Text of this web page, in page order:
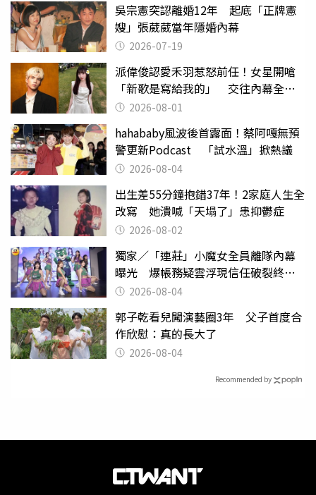
吳宗憲突認離婚12年 起底「正牌憲
嫂」張葳葳當年隱婚內幕
2026-07-19
派偉俊認愛禾羽惹怒前任！女星開嗆
「新歌是寫給我的」 交往內幕全說
了 2026-08-01
hahababy風波後首露面！蔡阿嘎無預
警更新Podcast 「試水溫」掀熱議
2026-08-04
出生差55分鐘抱錯37年！2家庭人生全
改寫 她潰喊「天塌了」患抑鬱症
2026-08-02
獨家／「連莊」小魔女全員離隊內幕
曝光 爆帳務疑雲浮現信任破裂終止
合作！
2026-08-04
郭子乾看兒闖演藝圈3年 父子首度合
作欣慰：真的長大了
2026-08-04
Recommended by